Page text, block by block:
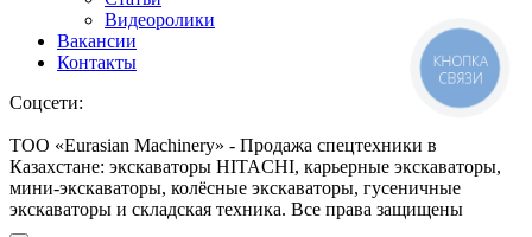
Видеоролики
Вакансии
Контакты
Соцсети:
ТОО «Eurasian Machinery» - Продажа спецтехники в
Казахстане: экскаваторы HITACHI, карьерные экскаваторы,
мини-экскаваторы, колёсные экскаваторы, гусеничные
экскаваторы и складская техника. Все права защищены
КНОПКА
СВЯЗИ